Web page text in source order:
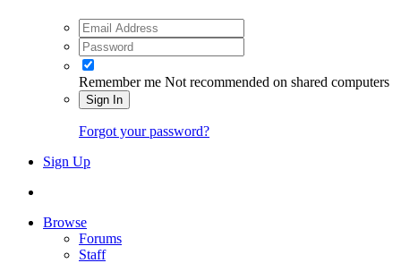
Remember me Not recommended on shared computers
Sign In
Forgot your password?
Sign Up
Browse
Forums
Staff